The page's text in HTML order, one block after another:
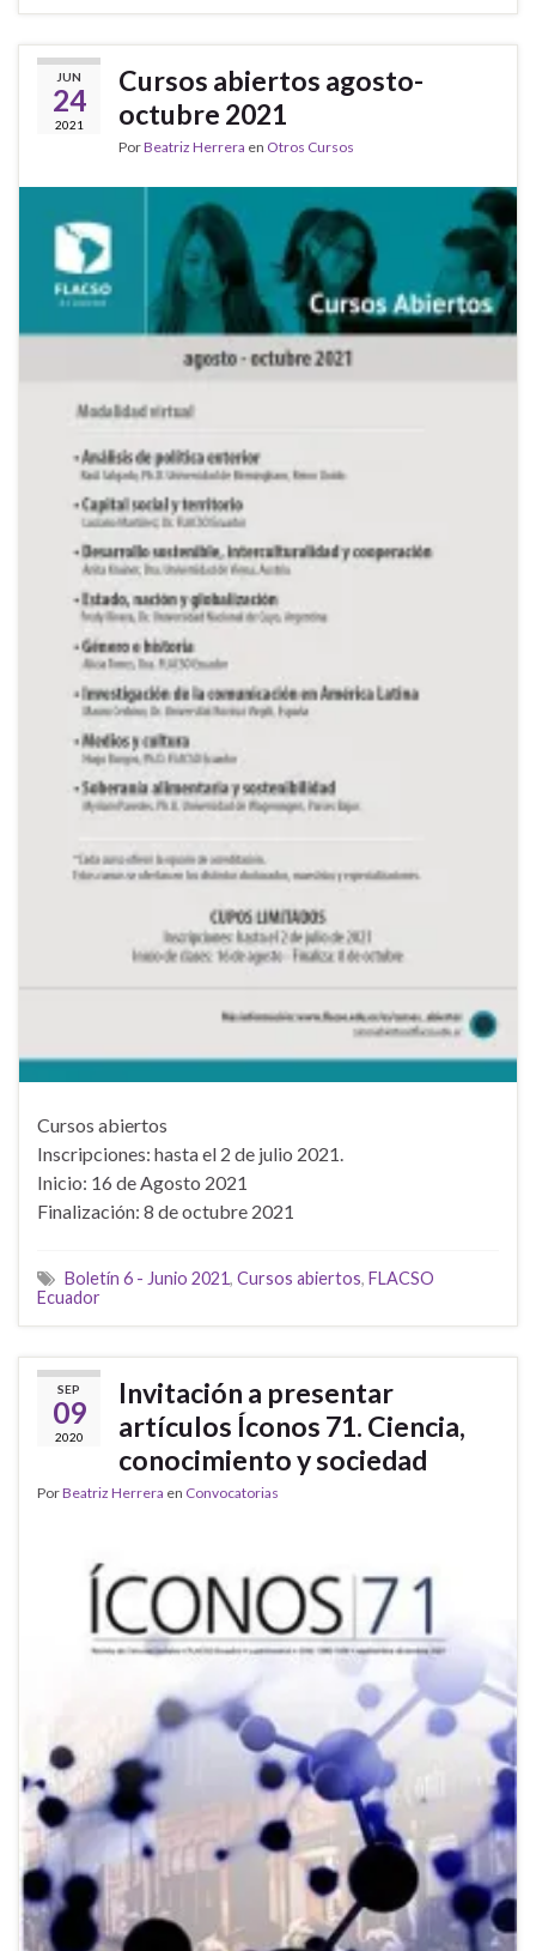
JUN
24
2021
Cursos abiertos agosto-
octubre 2021
PorBeatriz Herrera en Otros Cursos
Cursos abiertos
Inscripciones: hasta el 2 de julio 2021.
Inicio: 16 de Agosto 2021
Finalización: 8 de octubre 2021
Boletín 6 - Junio 2021, Cursos abiertos, FLACSO
Ecuador
SEP
09
2020
Invitación a presentar
artículos Íconos 71. Ciencia,
conocimiento y sociedad
PorBeatriz Herrera en Convocatorias